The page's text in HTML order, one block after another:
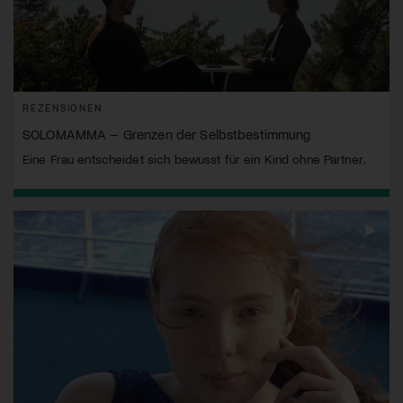
REZENSIONEN
SOLOMAMMA – Grenzen der Selbstbestimmung
Eine Frau entscheidet sich bewusst für ein Kind ohne Partner.